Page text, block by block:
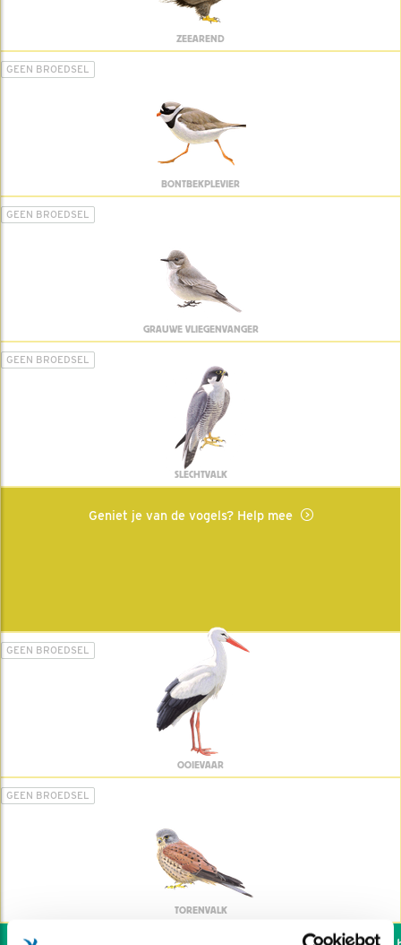
ZEEAREND
GEEN BROEDSEL
BONTBEKPLEVIER
GEEN BROEDSEL
GRAUWE VLIEGENVANGER
GEEN BROEDSEL
SLECHTVALK
Geniet je van de vogels? Help mee
GEEN BROEDSEL
OOIEVAAR
GEEN BROEDSEL
TORENVALK